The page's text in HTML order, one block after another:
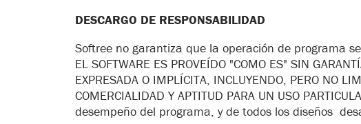
DESCARGO DE RESPONSABILIDAD
Softree no garantiza que la operación de programa
EL SOFTWARE ES PROVEÍDO "COMO ES" SIN
EXPRESADA O IMPLÍCITA, INCLUYENDO, PERO NO
COMERCIALIDAD Y APTITUD PARA UN USO
desempeño del programa, y de todos los diseños